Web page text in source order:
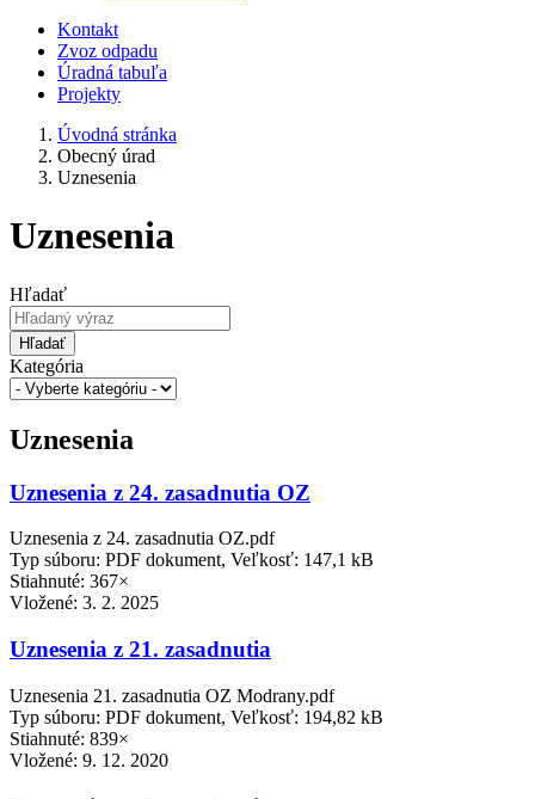
Kontakt
Zvoz odpadu
Úradná tabuľa
Projekty
Úvodná stránka
Obecný úrad
Uznesenia
Uznesenia
Hľadať
Hľadať
Kategória
Uznesenia
Uznesenia z 24. zasadnutia OZ
Uznesenia z 24. zasadnutia OZ.pdf
Typ súboru: PDF dokument, Veľkosť: 147,1 kB
Stiahnuté: 367×
Vložené: 3. 2. 2025
Uznesenia z 21. zasadnutia
Uznesenia 21. zasadnutia OZ Modrany.pdf
Typ súboru: PDF dokument, Veľkosť: 194,82 kB
Stiahnuté: 839×
Vložené: 9. 12. 2020